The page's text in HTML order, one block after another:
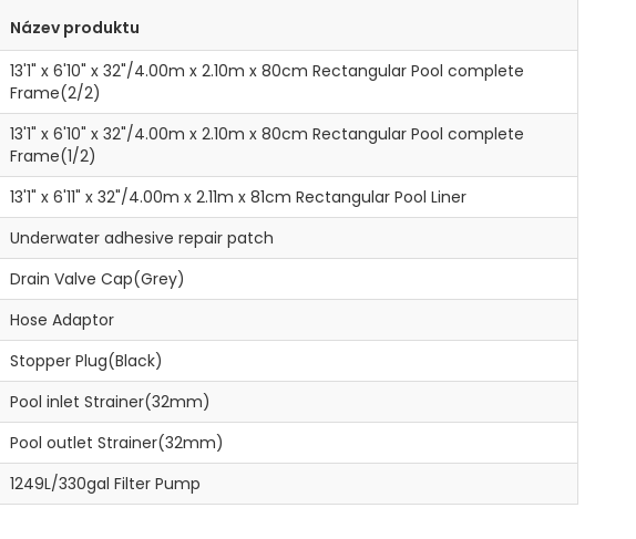
Název produktu
13'1" x 6'10" x 32"/4.00m x 2.10m x 80cm Rectangular Pool complete
Frame(2/2)
13'1" x 6'10" x 32"/4.00m x 2.10m x 80cm Rectangular Pool complete
Frame(1/2)
13'1" x 6'11" x 32"/4.00m x 2.11m x 81cm Rectangular Pool Liner
Underwater adhesive repair patch
Drain Valve Cap(Grey)
Hose Adaptor
Stopper Plug(Black)
Pool inlet Strainer(32mm)
Pool outlet Strainer(32mm)
1249L/330gal Filter Pump